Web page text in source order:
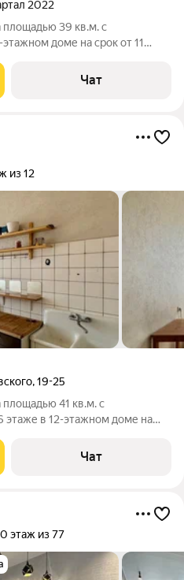
2022
площадью 39 кв.м. с
доме на срок от 11
окна
Чат
из 12
,19-25
площадью 41 кв.м. с
этаже в 12-этажном доме на
Чат
этаж из 77